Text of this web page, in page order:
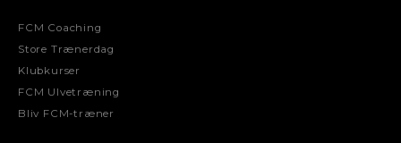
FCM Coaching
Store Trænerdag
Klubkurser
FCM Ulvetræning
Bliv FCM-træner